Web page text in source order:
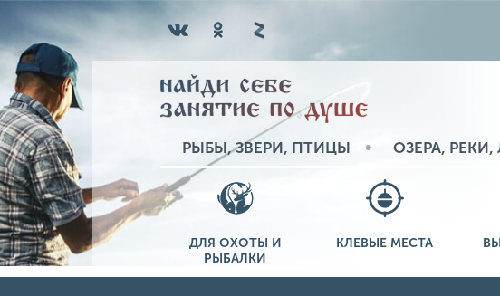
РЫБЫ, ЗВЕРИ, ПТИЦЫ ОЗЕРА, РЕКИ,
ДЛЯ ОХОТЫ И
РЫБАЛКИ
КЛЕВЫЕ МЕСТА